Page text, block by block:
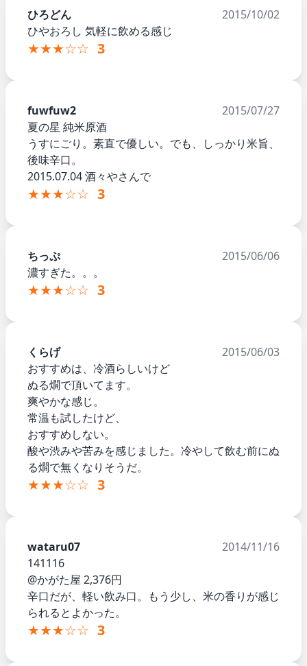
ひろどん
2015/10/02
ひやおろし 気軽に飲める感じ
★★★☆☆ 3
fuwfuw2
2015/07/27
夏の星 純米原酒
うすにごり。素直で優しい。でも、しっかり米旨、
後味辛口。
2015.07.04 酒々やさんで
★★★☆☆ 3
ちっぷ
2015/06/06
濃すぎた。。。
★★★☆☆ 3
くらげ
2015/06/03
おすすめは、冷酒らしいけど
ぬる燗で頂いてます。
爽やかな感じ。
常温も試したけど、
おすすめしない。
酸や渋みや苦みを感じました。冷やして飲む前にぬ
る燗で無くなりそうだ。
★★★☆☆ 3
wataru07
2014/11/16
141116
@かがた屋 2,376円
辛口だが、軽い飲み口。もう少し、米の香りが感じ
られるとよかった。
★★★☆☆ 3